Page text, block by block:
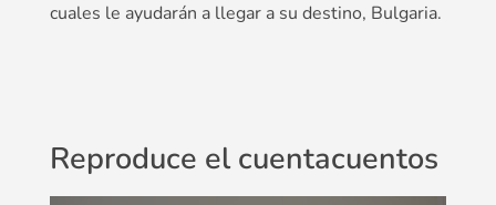
cuales le ayudarán a llegar a su destino, Bulgaria.
Reproduce el cuentacuentos